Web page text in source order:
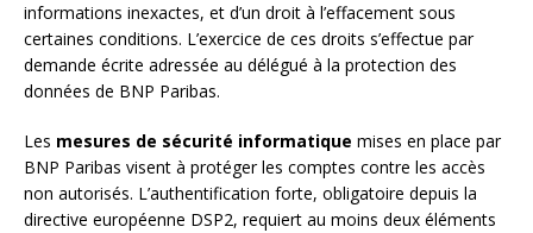
informations inexactes, et d’un droit à l’effacement sous
certaines conditions. L’exercice de ces droits s’effectue par
demande écrite adressée au délégué à la protection des
données de BNP Paribas.
Les mesures de sécurité informatique mises en place par
BNP Paribas visent à protéger les comptes contre les accès
non autorisés. L’authentification forte, obligatoire depuis la
directive européenne DSP2, requiert au moins deux éléments